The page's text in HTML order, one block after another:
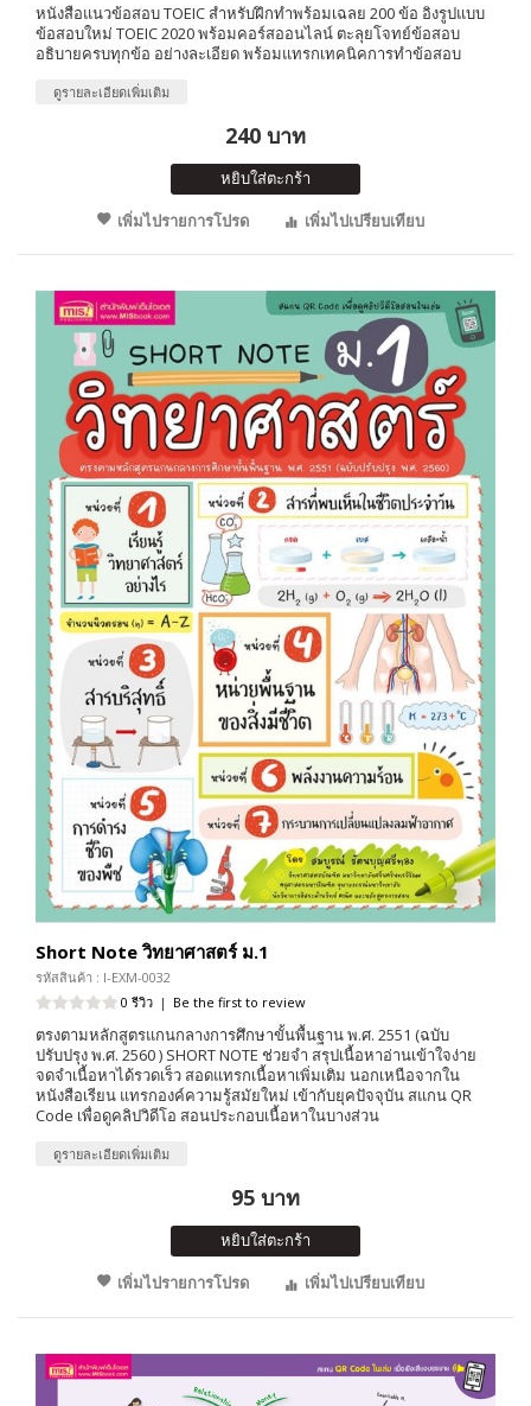
หนังสือแนวข้อสอบ TOEIC สำหรับฝึกทำพร้อมเฉลย 200 ข้อ อิงรูปแบบ
ข้อสอบใหม่ TOEIC 2020 พร้อมคอร์สออนไลน์ ตะลุยโจทย์ข้อสอบ
อธิบายครบทุกข้อ อย่างละเอียด พร้อมแทรกเทคนิคการทำข้อสอบ
ดูรายละเอียดเพิ่มเติม
240 บาท
หยิบใส่ตะกร้า
เพิ่มไปรายการโปรด
เพิ่มไปเปรียบเทียบ
Short Note วิทยาศาสตร์ ม.1
รหัสสินค้า : I-EXM-0032
0 รีวิว | Be the first to review
ตรงตามหลักสูตรแกนกลางการศึกษาขั้นพื้นฐาน พ.ศ. 2551 (ฉบับ
ปรับปรุง พ.ศ. 2560 ) SHORT NOTE ช่วยจำ สรุปเนื้อหาอ่านเข้าใจง่าย
จดจำเนื้อหาได้รวดเร็ว สอดแทรกเนื้อหาเพิ่มเติม นอกเหนือจากใน
หนังสือเรียน แทรกองค์ความรู้สมัยใหม่ เข้ากับยุคปัจจุบัน สแกน QR
Code เพื่อดูคลิปวิดีโอ สอนประกอบเนื้อหาในบางส่วน
ดูรายละเอียดเพิ่มเติม
95 บาท
หยิบใส่ตะกร้า
เพิ่มไปรายการโปรด
เพิ่มไปเปรียบเทียบ